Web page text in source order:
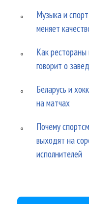
Музыка и
меняет
Как
говорит о
Беларусь и
на матчах
Почему
выходят на
исполнителей